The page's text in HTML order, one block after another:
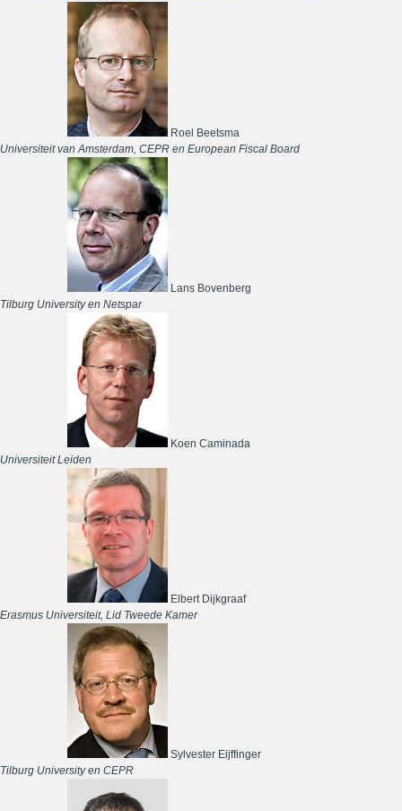
Roel Beetsma
Universiteit van Amsterdam, CEPR en European Fiscal Board
Lans Bovenberg
Tilburg University en Netspar
Koen Caminada
Universiteit Leiden
Elbert Dijkgraaf
Erasmus Universiteit, Lid Tweede Kamer
Sylvester Eijffinger
Tilburg University en CEPR